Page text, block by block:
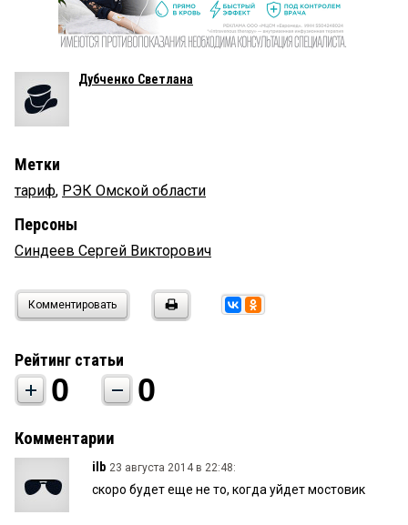
Дубченко Светлана
Метки
тариф, РЭК Омской области
Персоны
Синдеев Сергей Викторович
Комментировать
Рейтинг статьи
0 0
Комментарии
ilb 23 августа 2014 в 22:48:
скоро будет еще не то, когда уйдет мостовик